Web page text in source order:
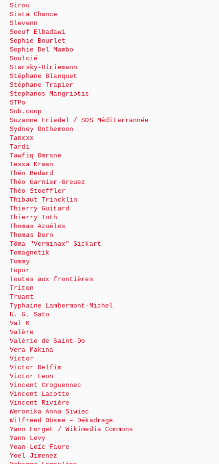
Sirou
Sista Chance
Slevenn
Soeuf Elbadawi
Sophie Bourlet
Sophie Del Mambo
Soulcié
Starsky-Hiriemann
Stéphane Blanquet
Stéphane Trapier
Stephanos Mangriotis
STPo
Sub.coop
Suzanne Friedel / SOS Méditerrannée
Sydney Onthemoon
Tanxxx
Tardi
Tawfiq Omrane
Tessa Kraan
Théo Bedard
Théo Garnier-Greuez
Théo Stoeffler
Thibaut Trincklin
Thierry Guitard
Thierry Toth
Thomas Azuélos
Thomas Dorn
Tôma "Verminax" Sickart
Tomagnetik
Tommy
Topor
Toutes aux frontières
Triton
Truant
Typhaine Lambermont-Michel
U. G. Sato
Val K
Valère
Valérie de Saint-Do
Vera Makina
Victor
Victor Delfim
Victor Leon
Vincent Croguennec
Vincent Lacotte
Vincent Rivière
Weronika Anna Siwiec
Wilfreed Obame – Dékadrage
Yann Forget / Wikimedia Commons
Yann Levy
Yoan-Loïc Faure
Yoel Jimenez